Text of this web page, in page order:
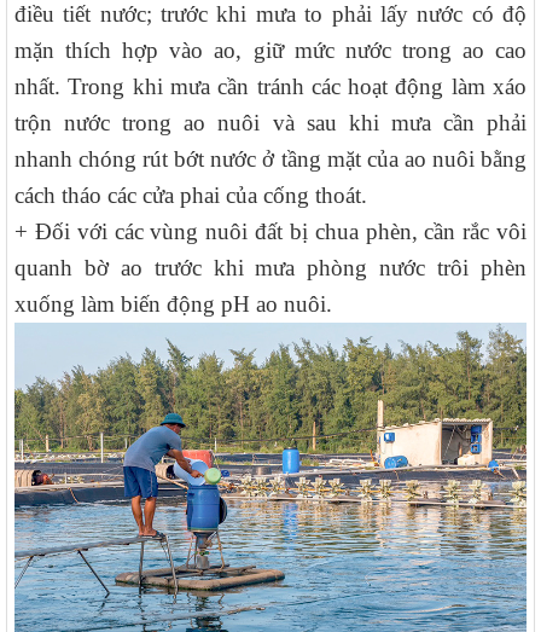
điều tiết nước; trước khi mưa to phải lấy nước có độ
mặn thích hợp vào ao, giữ mức nước trong ao cao
nhất. Trong khi mưa cần tránh các hoạt động làm xáo
trộn nước trong ao nuôi và sau khi mưa cần phải
nhanh chóng rút bớt nước ở tầng mặt của ao nuôi bằng
cách tháo các cửa phai của cống thoát.
+ Đối với các vùng nuôi đất bị chua phèn, cần rắc vôi
quanh bờ ao trước khi mưa phòng nước trôi phèn
xuống làm biến động pH ao nuôi.